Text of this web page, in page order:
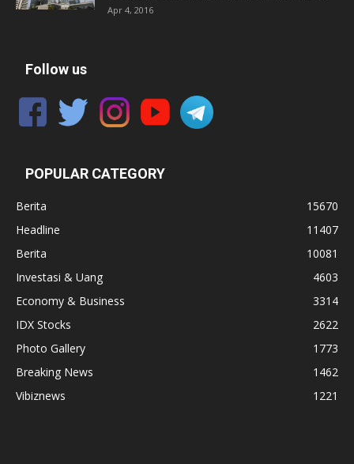
Apr 4, 2016
Follow us
POPULAR CATEGORY
Berita
15670
Headline
11407
Berita
10081
Investasi & Uang
4603
Economy & Business
3314
IDX Stocks
2622
Photo Gallery
1773
Breaking News
1462
Vibiznews
1221